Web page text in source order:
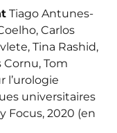
Tiago Antunes-
Carlos
Tina Rashid,
Cornu, Tom
l’urologie
universitaires
Focus, 2020 (en